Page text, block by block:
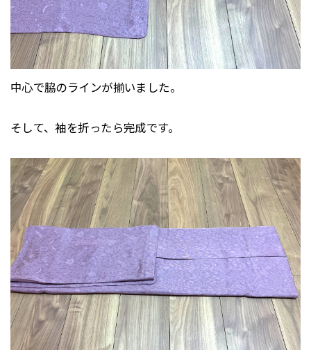
中心で脇のラインが揃いました。
そして、袖を折ったら完成です。